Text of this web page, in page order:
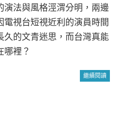
演法與風格涇渭分明，兩邊
電視台短視近利的演員時間
久的文青迷思，而台灣真能
哪裡？
繼續閱讀